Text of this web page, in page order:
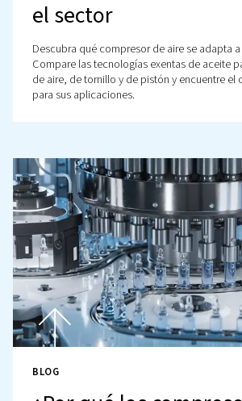
producción de alimentos y
exentos de aceite son esenciales